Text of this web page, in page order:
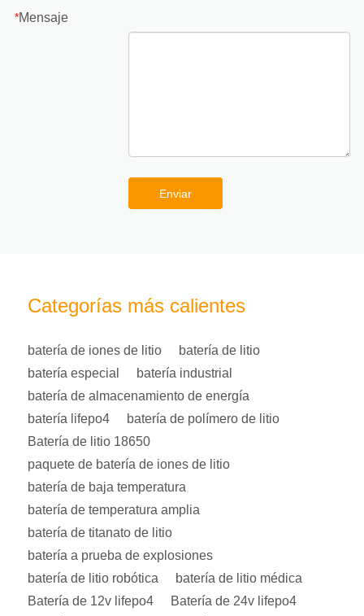
*Mensaje
Enviar
Categorías más calientes
batería de iones de litio
batería de litio
batería especial
batería industrial
batería de almacenamiento de energía
batería lifepo4
batería de polímero de litio
Batería de litio 18650
paquete de batería de iones de litio
batería de baja temperatura
batería de temperatura amplia
batería de titanato de litio
batería a prueba de explosiones
batería de litio robótica
batería de litio médica
Batería de 12v lifepo4
Batería de 24v lifepo4